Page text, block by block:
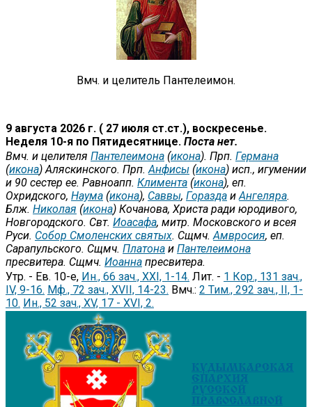
Вмч. и целитель Пантелеимон.
9 августа 2026 г. ( 27 июля ст.ст.), воскресенье.
Неделя 10-я по Пятидесятнице. Поста нет.
Вмч. и целителя Пантелеимона (икона). Прп. Германа
(икона) Аляскинского. Прп.Анфисы (икона) исп., игумении
и 90 сестер ее. Равноапп. Климента (икона), еп.
Охридского, Наума (икона), Саввы, Горазда иАнгеляра.
Блж. Николая (икона) Кочанова, Христа ради юродивого,
Новгородского. Свт. Иоасафа, митр. Московского и всея
Руси. Собор Смоленских святых. Сщмч.Амвросия, еп.
Сарапульского. Сщмч. Платона и Пантелеимона
пресвитера. Сщмч. Иоанна пресвитера.
Утр. - Ев. 10-е, Ин., 66 зач., XXI, 1-14. Лит. - 1 Кор., 131 зач.,
IV, 9-16. Мф., 72 зач., XVII, 14-23. Вмч.: 2 Тим., 292 зач., II, 1-
10. Ин., 52 зач., XV, 17 - XVI, 2.
КУДЫМКАРСКАЯ
ЕПАРХИЯ
РУССКОЙ
ПРАВОСЛАВНОЙ